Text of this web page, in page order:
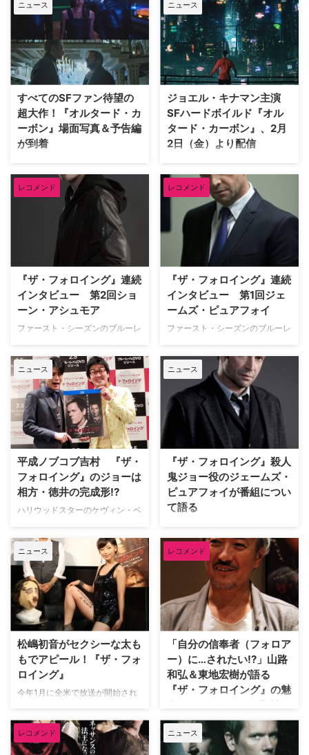
ョー・キャロル役で知られるジェ
ームズ・ピュアフォイが、Netflix
の性教育ドラメディ『Sex
Education（原題）』に出演決定
したことがわかった。米TV Line
が報じている。 【関連記事】ジ
ェームズ・ピュアフォイが『ザ・
フォロイング』について語る
「皮…
『オルタード・カーボン』が本日
2月2日（金）より全世界同時オ
ンラインストリーミング開始とな
る。この度、本作の斬新な設定と
ストーリーの秘密が明かされる、
特別映像が公開された。 【関連
記事】思わず引き込まれる！『オ
ルタード・カーボン』特別映像は
こちらから 『…
ニュース
すべてのSFファン待望の
超大作！『オルタード・カ
ーボン』場面写真＆予告編
が到着
サイバーパンクの傑作小説を原作
としたNetflixオリジナルドラマ
『オルタード・カーボン』が2月
2日（金）より全世界同時オンラ
インストリーミングとなるが、予
告編と場面写真が解禁となった。
【関連記事】『オルタード・カー
ボン』予告編はこちらから！
タル化された世界では、"スタッ
ク"に保存し…
ニュース
ジョエル・キナマン主演
SFハードボイルド『オル
タード・カーボン』、2月
2日（金）より配信
イギリスのSF作家リチャード・
K・モーガンによるSF同名小説を
映像化したSFハードボイルド
『オルタード・カーボン』が
Netflixにて2月2日（金）より世
界同時ストリーミング開始とな
る。 【関連記事】本作で主演を
演じるジョエル・キナマンのギャ
が銀河系の惑星に散らばり、国連
の専制支配下にある…
レコメンド
『ザ・フォロイング』連続
インタビュー 第2回ショ
ーン・アシュモア
ファースト・シーズンのブルーレ
中の『ザ・フォロイング』。本作
リリースを記念して3回にわたり
出演キャストのインタビューをお
届けします。第1回目のジェーム
ズ・ピュアフォイに引き続き、第
2回はマイク・ウェストン役のシ
ョーン・アシュモアです！。
主演、衝撃のノンストッ…
レコメンド
『ザ・フォロイング』連続
インタビュー 第1回ジェ
ームズ・ピュアフォイ
ファースト・シーズンのブルーレ
中の『ザ・フォロイング』。本作
リリースを記念して3回にわたり
出演キャストのインタビューをお
届けします。第1回目は連続殺人
犯ジョー・キャロルを演じるジェ
ームズ・ピュアフォイ。 【関連
特集】ケヴィン・ベーコン主演、
ペンス！『ザ・フォロ…
ニュース
平成ノブコブ吉村 『ザ・
フォロイング』のジョーは
相方・徳井の完成形!?
ハリウッドスターのケヴィン・ベ
ズで主演を果たし、カリスマ殺人
鬼と彼の信奉者（フォロワー）と
死闘を繰り広げる元FBI捜査官ラ
イアン・ハーヴィー役を演じる
『ザ・フォロイング』。本日、そ
のファースト・シーズンのブルー
レイ＆DVDリリースを記念して
特別イベントが開催された。
【関連特集】殺人鬼は、…
ニュース
『ザ・フォロイング』殺人
鬼ジョー役のジェームズ・
ピュアフォイが番組につい
て語る
WOWOWでスタートしたばかり
の『ザ・フォロイング』は、ケヴ
ィン・ベーコン（『アポロ13』
『ミスティック・リバー』）の初
主演ドラマシリーズ。ケヴィン演
じる元FBI捜査官ライアン・ハー
ディが、自らの "信奉者（フォロ
ワー）"を操って壮大な殺人計画
ロルと死闘を繰り広げるサイコサ
スペンスだ。 【…
ニュース
松嶋初音がセクシーな太も
もでアピール！『ザ・フォ
ロイング』
今年1月に全米で放送が開始され
者を巻き込み、まさに旋風を巻き
起こしている『ザ・フォロイン
グ』。WOWOWプライムでの放
レコメンド
「自分の信奉者（フォロア
ー）に…されたい!?」山路
和弘＆東地宏樹が語る
『ザ・フォロイング』の魅
力とは!? アフレコ取材に
突撃！
7月9日（火）23：00からいよい
よレギュラー放送がスタートする
レコメンド ニュース